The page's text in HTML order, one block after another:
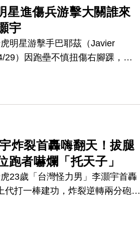
星進傷兵游擊大關誰來
宇
明星游擊手巴耶茲（Javier
29）因跑壘不慎扭傷右腳踝，因
炸裂首轟嗨翻天！拔腿
跑者嚇爛「托天子」
23歲「台灣怪力男」李灝宇首轟
代打一棒建功，炸裂逆轉兩分砲，